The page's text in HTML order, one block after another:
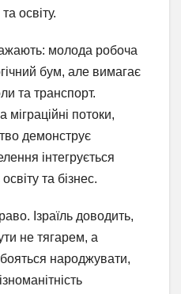
освіту.
молода робоча
бум, але вимагає
та транспорт.
потоки,
демонструє
інтегрується
та бізнес.
Ізраїль доводить,
не тягарем, а
народжувати,